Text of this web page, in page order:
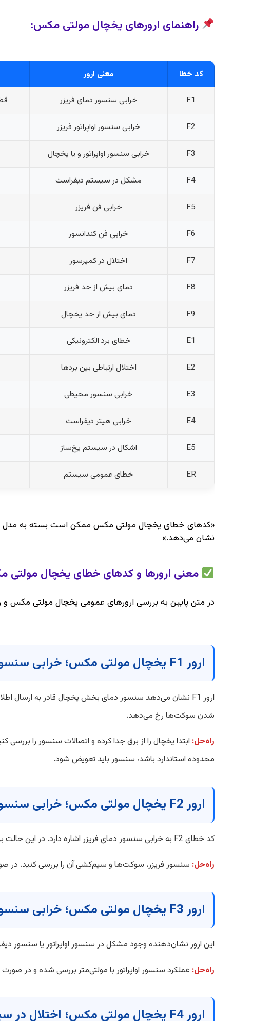
راهنمای ارورهای یخچال مولتی مکس:
کد خطا معنی ارور
F1 خرابی سنسور دمای فریزر
F2 خرابی سنسور اواپراتور فریزر
F3 خرابی سنسور اواپراتور و یا یخچال
F4 مشکل در سیستم دیفراست
F5 خرابی فن فریزر
F6 خرابی فن کندانسور
F7 اختلال در کمپرسور
F8 دمای بیش از حد فریزر
F9 دمای بیش از حد یخچال
E1 خطای برد الکترونیکی
E2 اختلال ارتباطی بین بردها
E3 خرابی سنسور محیطی
E4 خرابی هیتر دیفراست
E5 اشکال در سیستم یخ‌ساز
ER خطای عمومی سیستم
«کدهای خطای یخچال مولتی مکس ممکن است بسته به مدل
نشان می‌دهد.»
معنی ارورها و کدهای خطای یخچال
در متن پایین به بررسی ارورهای عمومی یخچال مولتی مکس و
ارور F1 یخچال مولتی مکس؛ خرابی سنسور دمای یخچال
شدن سوکت‌ها رخ می‌دهد.
راه‌حل: ابتدا یخچال را از برق جدا کرده و اتصالات سنسور را
محدوده استاندارد باشد، سنسور باید تعویض شود.
ارور F2 یخچال مولتی مکس؛ خرابی سنسور دمای فریزر
کد خطای F2 به خرابی سنسور دمای فریزر اشاره دارد. در این حالت برد قادر به تشخیص دقیق دمای فریزر نیست و عملکرد سرمایش دچار اختلال می‌شود.
راه‌حل: سنسور فریزر، سوکت‌ها و سیم‌کشی آن را بررسی کنید. در
ارور F3 یخچال مولتی مکس؛ خرابی سنسور اواپراتور
این ارور نشان‌دهنده وجود مشکل در سنسور اواپراتور یا سنسور
راه‌حل: عملکرد سنسور اواپراتور با مولتی‌متر بررسی شده و در
ارور F4 یخچال مولتی مکس؛ اختلال در سیستم دیفراست